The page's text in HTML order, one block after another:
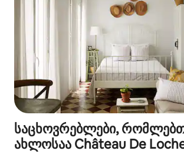
საცხოვრებლები,
ახლოსაა Château De